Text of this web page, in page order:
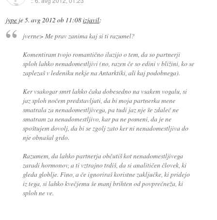
jype je5. avg 2012 ob 11:08izjavil:
jverne> Me prav zanima kaj si ti razumel?
Komentiram tvojo romantično iluzijo o tem, da so partnerji
sploh lahko nenadomestljivi (no, razen če so edini v bližini, ko se
zaplezaš v ledeniku nekje na Antarktiki, ali kaj podobnega).
Ker vsakogar smrt lahko čaka dobesedno na vsakem vogalu, si
jaz sploh nočem predstavljati, da bi moja partnerka mene
smatrala za nenadomestljivega, pa tudi jaz nje še zdaleč ne
smatram za nenadomestljivo, kar pa ne pomeni, da je ne
spoštujem dovolj, da bi se zgolj zato ker ni nenadomestljiva do
nje obnašal grdo.
Razumem, da lahko partnerja občutiš kot nenadomestljivega
zaradi hormonov, a ti vztrajno trdiš, da si analitičen človek, ki
gleda globlje. Fino, a če ignoriraš koristne zaključke, ki pridejo
iz tega, si lahko kvečjemu še manj brihten od povprečneža, ki
sploh ne ve.